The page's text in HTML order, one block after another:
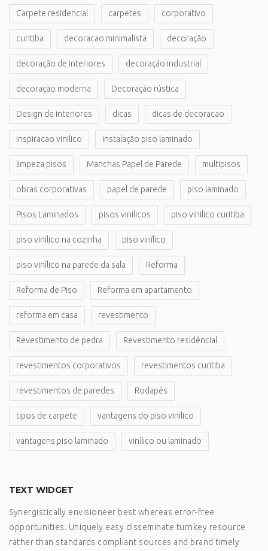
Carpete residencial carpetes corporativo
curitiba decoracao minimalista decoração
decoração de interiores decoração industrial
decoração moderna Decoração rústica
Design de interiores dicas dicas de decoracao
inspiracao vinilico instalação piso laminado
limpeza pisos Manchas Papel de Parede multipisos
obras corporativas papel de parede piso laminado
Pisos Laminados pisos vinilicos piso vinilico curitiba
piso vinilico na cozinha piso vinílico
piso vinílico na parede da sala Reforma
Reforma de Piso Reforma em apartamento
reforma em casa revestimento
Revestimento de pedra Revestimento residêncial
revestimentos corporativos revestimentos curitiba
revestimentos de paredes Rodapés
tipos de carpete vantagens do piso vinilico
vantagens piso laminado vinílico ou laminado
TEXT WIDGET
Synergistically envisioneer best whereas error-free
opportunities. Uniquely easy disseminate turnkey resource
rather than standards compliant sources and brand timely